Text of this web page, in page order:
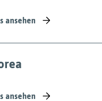
ansehen
ansehen